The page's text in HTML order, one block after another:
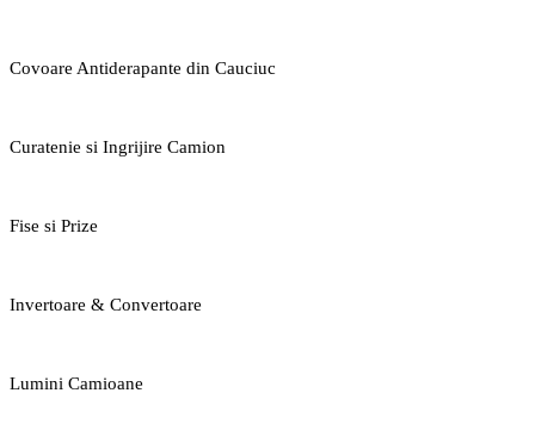
Covoare Antiderapante din Cauciuc
Curatenie si Ingrijire Camion
Fise si Prize
Invertoare & Convertoare
Lumini Camioane